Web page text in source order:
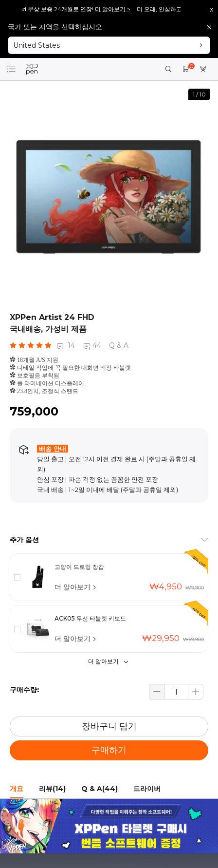
증 24개월로 연장! 더 알아보기 > 더 오래, 안심하고 그리세요. Magic Drawing
다시 돌아왔습니다! 바로보기 >> [재입고 안내] 많은 분들이 기다려주신 [Artist
다시 돌아왔습니다!바로보기 >> [재입고 안내] 많은 분들이 기다려주신 [Artist
회원가입 시 <1만 원> 상당 포인트를 증정합니다. 바로가입 >
설레는 핑크의 등장! Artist 12 3세대 핑크 에디션 출시!더 알아보기 >
x
국가 또는 지역을 선택하십시오
United States
0
1 /10
XPPen Artist 24 FHD
국내배송, 가성비 제품
14 44 Q & A
✿ 18개월 A/S 지원
✿ 디테일 작업에 꼭 필요한 대화면 액정 타블렛
✿ 보호필음 부착됨
✿ 풀 라미네이션 디스플레이,
✿ 23.8인치, 조절식 스탠드
₩759,000
배송 안내
당일 출고 | 오전 12시 이전 결제 완료 시 (주말과 공휴일 제
외)
안심 포장 | 파손 걱정 없는 꼼꼼한 안전 포장
국내 배송 | 1~2일 이내에 배달 (주말과 공휴일 제외)
추가 옵션
고양이 드로잉 장갑
더 알아보기 ₩4,950 ₩9,900
50% OFF
ACK05 무선 타블렛 키보드
더 알아보기 ₩29,950 ₩59,900
50% OFF
더 알아보기
구매수량:
장바구니 담기
구매하기
개요 리뷰(14) Q & A(44) 드라이버